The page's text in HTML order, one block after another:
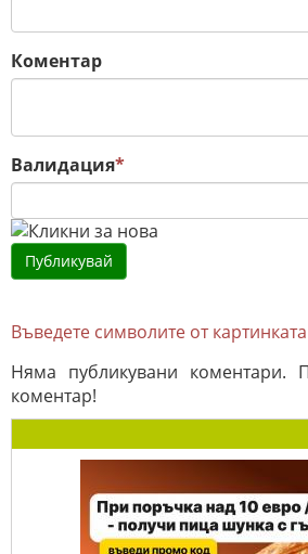
Коментар
Валидация*
Въведете символите от картинката
Няма публикувани коментари.
коментар!